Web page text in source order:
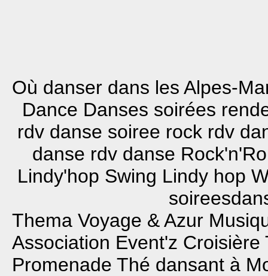
Où danser dans les Alpes-
Dance Danses soirées
rdv danse soiree rock rdv
danse rdv danse
Lindy'hop Swing Lindy hop
Thema Voyage & Azur
Association Event'z Croisière
Promenade Thé dansant à